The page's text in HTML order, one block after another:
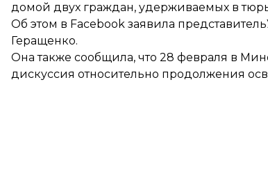
домой двух граждан, удерживаемых в
Об этом в Facebook заявила
Геращенко.
Она также сообщила, что 28 февраля в
дискуссия относительно продолжения